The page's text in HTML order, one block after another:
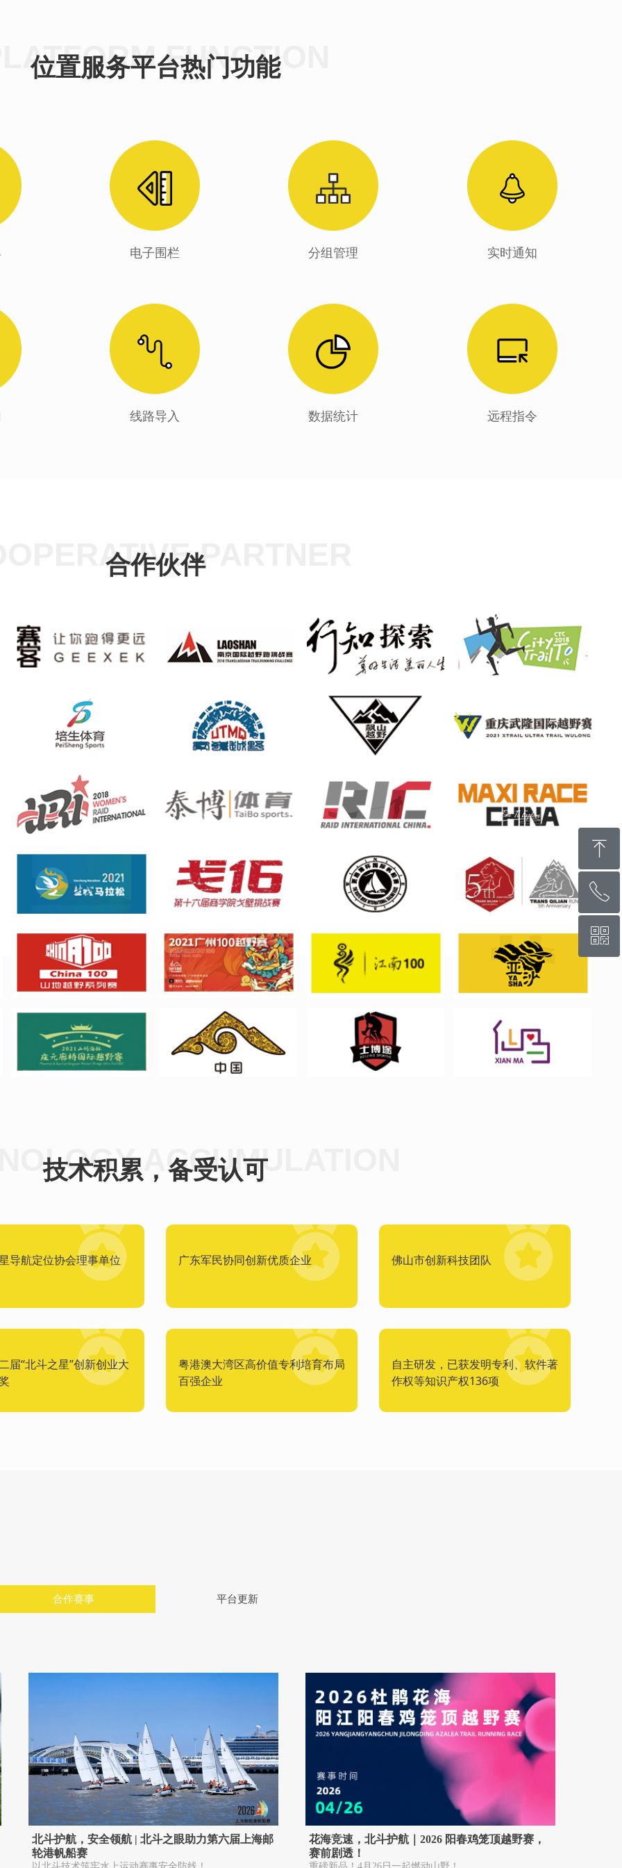
位置服务平台热门功能
FUNCTION
电子围栏 分组管理 实时通知
线路导入 数据统计 远程指令
合作伙伴PARTNER
技术积累，备受认可
ACCUMULATION
导航定位协会理事单位 广东军民协同创新优质企业 佛山市创新科技团队
届“北斗之星”创新创业大
粤港澳大湾区高价值专利培育布局
百强企业
自主研发，已获发明专利、软件著
作权等知识产权136项
合作赛事 平台更新
北斗护航，安全领航 | 北斗之眼助力第六届上海邮
轮港帆船赛
以北斗技术筑牢水上运动赛事安全防线！
花海竞速，北斗护航｜2026 阳春鸡笼顶越野赛，
赛前剧透！
重磅新品！4月26日一起燃动山野！
ꁸ
回到顶部
ꂅ
400-822-5331
ꀥ